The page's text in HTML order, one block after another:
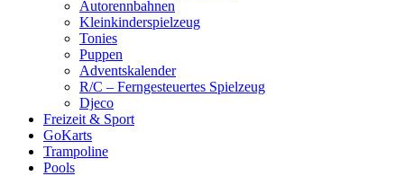
Autorennbahnen
Kleinkinderspielzeug
Tonies
Puppen
Adventskalender
R/C – Ferngesteuertes Spielzeug
Djeco
Freizeit & Sport
GoKarts
Trampoline
Pools